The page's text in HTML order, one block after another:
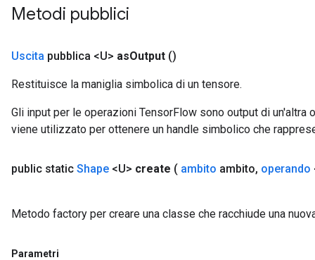
Metodi pubblici
Uscita pubblica <U> asOutput ()
Restituisce la maniglia simbolica di un tensore.
Gli input per le operazioni TensorFlow sono output di un'altra
viene utilizzato per ottenere un handle simbolico che
public static Shape <U> create ( ambito ambito, operando
Metodo factory per creare una classe che racchiude una
Parametri